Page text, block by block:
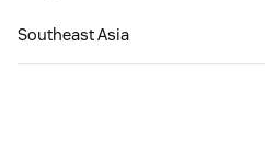
Southeast Asia